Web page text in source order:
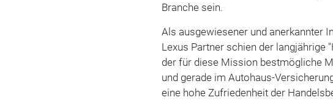
Branche sein.
Als ausgewiesener und anerkannter
Lexus Partner schien der langjährige
der für diese Mission bestmögliche
und gerade im Autohaus-
eine hohe Zufriedenheit der